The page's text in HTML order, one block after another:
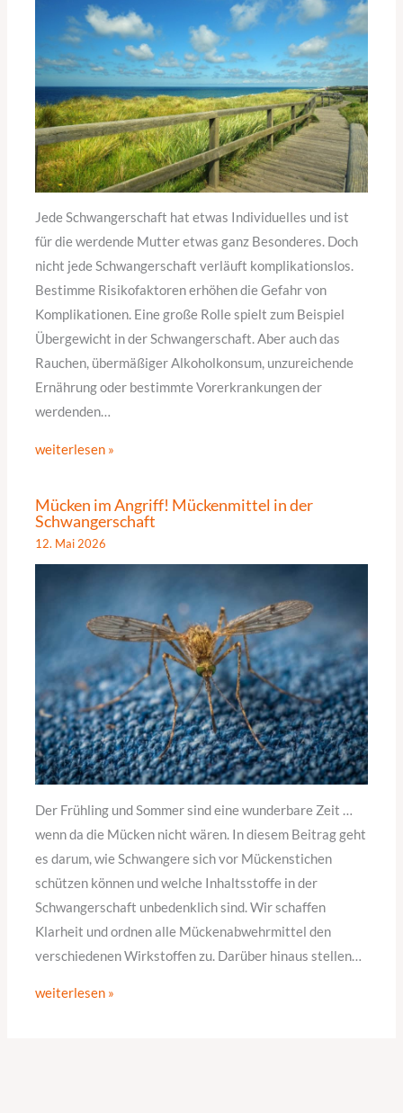
Jede Schwangerschaft hat etwas Individuelles und ist
für die werdende Mutter etwas ganz Besonderes. Doch
nicht jede Schwangerschaft verläuft komplikationslos.
Bestimme Risikofaktoren erhöhen die Gefahr von
Komplikationen. Eine große Rolle spielt zum Beispiel
Übergewicht in der Schwangerschaft. Aber auch das
Rauchen, übermäßiger Alkoholkonsum, unzureichende
Ernährung oder bestimmte Vorerkrankungen der
werdenden…
weiterlesen »
Mücken im Angriff! Mückenmittel in der
Schwangerschaft
12. Mai 2026
Der Frühling und Sommer sind eine wunderbare Zeit …
wenn da die Mücken nicht wären. In diesem Beitrag geht
es darum, wie Schwangere sich vor Mückenstichen
schützen können und welche Inhaltsstoffe in der
Schwangerschaft unbedenklich sind. Wir schaffen
Klarheit und ordnen alle Mückenabwehrmittel den
verschiedenen Wirkstoffen zu. Darüber hinaus stellen…
weiterlesen »